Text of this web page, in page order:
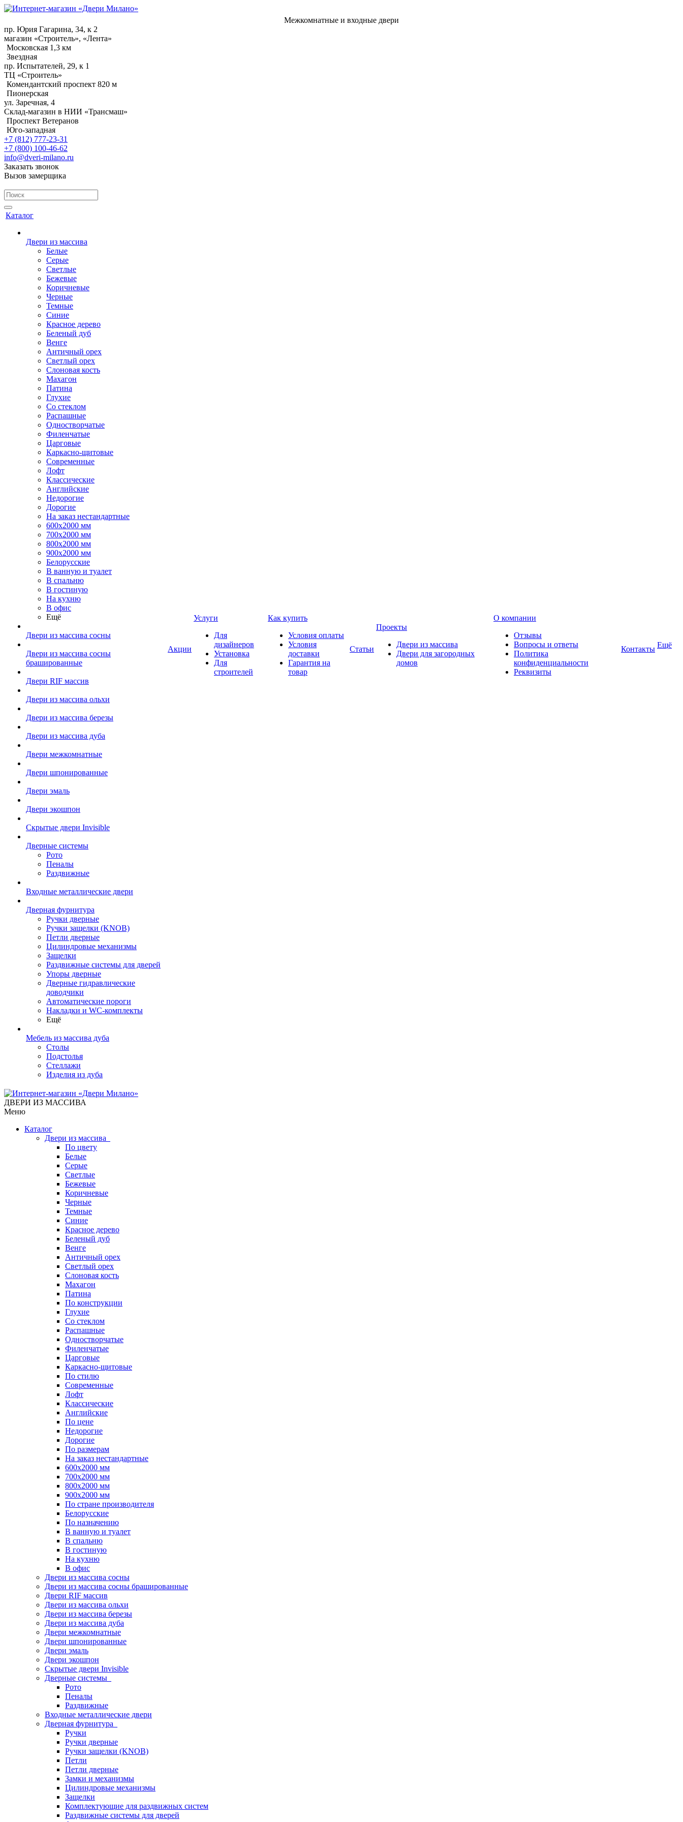
Межкомнатные и входные двери
пр. Юрия Гагарина, 34, к 2
магазин «Строитель», «Лента»
Московская 1,3 км
Звездная
пр. Испытателей, 29, к 1
ТЦ «Строитель»
Комендантский проспект 820 м
Пионерская
ул. Заречная, 4
Склад-магазин в НИИ «Трансмаш»
Проспект Ветеранов
Юго-западная
+7 (812) 777-23-31
+7 (800) 100-46-62
info@dveri-milano.ru
Заказать звонок
Вызов замерщика
Каталог
Двери из массива
Белые
Серые
Светлые
Бежевые
Коричневые
Черные
Темные
Синие
Красное дерево
Беленый дуб
Венге
Античный орех
Светлый орех
Слоновая кость
Махагон
Патина
Глухие
Со стеклом
Распашные
Одностворчатые
Филенчатые
Царговые
Каркасно-щитовые
Современные
Лофт
Классические
Английские
Недорогие
Дорогие
На заказ нестандартные
600х2000 мм
700х2000 мм
800х2000 мм
900х2000 мм
Белорусские
В ванную и туалет
В спальню
В гостиную
На кухню
В офис
Ещё
Двери из массива сосны
Двери из массива сосны
брашированные
Двери RIF массив
Двери из массива ольхи
Двери из массива березы
Двери из массива дуба
Двери межкомнатные
Двери шпонированные
Двери эмаль
Двери экошпон
Скрытые двери Invisible
Дверные системы
Рото
Пеналы
Раздвижные
Входные металлические двери
Дверная фурнитура
Ручки дверные
Ручки защелки (KNOB)
Петли дверные
Цилиндровые механизмы
Защелки
Раздвижные системы для дверей
Упоры дверные
Дверные гидравлические
доводчики
Автоматические пороги
Накладки и WC-комплекты
Ещё
Мебель из массива дуба
Столы
Подстолья
Стеллажи
Изделия из дуба
Акции
Услуги
Для
дизайнеров
Установка
Для
строителей
Как купить
Условия оплаты
Условия
доставки
Гарантия на
товар
Статьи
Проекты
Двери из массива
Двери для загородных
домов
О компании
Отзывы
Вопросы и ответы
Политика
конфиденциальности
Реквизиты
Контакты Ещё
ДВЕРИ ИЗ МАССИВА
Меню
Каталог
Двери из массива
По цвету
Белые
Серые
Светлые
Бежевые
Коричневые
Черные
Темные
Синие
Красное дерево
Беленый дуб
Венге
Античный орех
Светлый орех
Слоновая кость
Махагон
Патина
По конструкции
Глухие
Со стеклом
Распашные
Одностворчатые
Филенчатые
Царговые
Каркасно-щитовые
По стилю
Современные
Лофт
Классические
Английские
По цене
Недорогие
Дорогие
По размерам
На заказ нестандартные
600х2000 мм
700х2000 мм
800х2000 мм
900х2000 мм
По стране производителя
Белорусские
По назначению
В ванную и туалет
В спальню
В гостиную
На кухню
В офис
Двери из массива сосны
Двери из массива сосны брашированные
Двери RIF массив
Двери из массива ольхи
Двери из массива березы
Двери из массива дуба
Двери межкомнатные
Двери шпонированные
Двери эмаль
Двери экошпон
Скрытые двери Invisible
Дверные системы
Рото
Пеналы
Раздвижные
Входные металлические двери
Дверная фурнитура
Ручки
Ручки дверные
Ручки защелки (KNOB)
Петли
Петли дверные
Замки и механизмы
Цилиндровые механизмы
Защелки
Комплектующие для раздвижных систем
Раздвижные системы для дверей